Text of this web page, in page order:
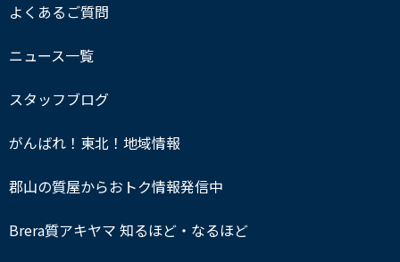
よくあるご質問
ニュース一覧
スタッフブログ
がんばれ！東北！地域情報
郡山の質屋からおトク情報発信中
Brera質アキヤマ 知るほど・なるほど